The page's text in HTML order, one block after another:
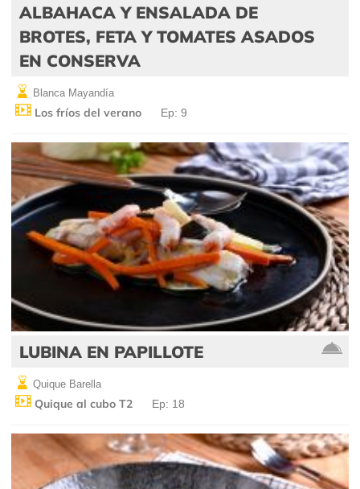
ALBAHACA Y ENSALADA DE
BROTES, FETA Y TOMATES ASADOS
EN CONSERVA
Blanca Mayandía
Los fríos del verano Ep: 9
LUBINA EN PAPILLOTE
Quique Barella
Quique al cubo T2 Ep: 18